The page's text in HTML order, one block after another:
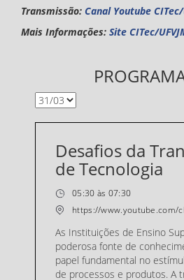
Transmissão: Canal Youtube CITec/
Mais Informações: Site CITec/
Desafios da
de Tecnologia
05:30 às 07:30
https://www.youtube.com/
As Instituições de Ensino
poderosa fonte de
papel fundamental no
de processos e produtos. A